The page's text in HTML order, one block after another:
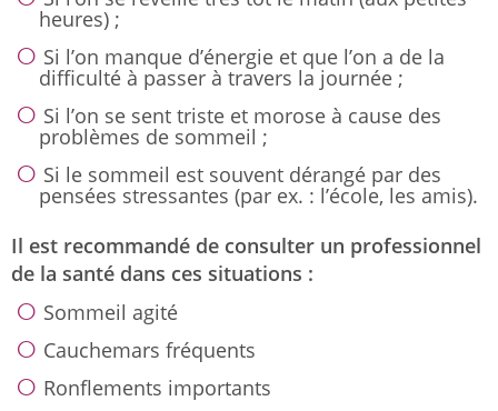
heures) ;
Si l’on manque d’énergie et que l’on a de la
difficulté à passer à travers la journée ;
Si l’on se sent triste et morose à cause des
problèmes de sommeil ;
Si le sommeil est souvent dérangé par des
pensées stressantes (par ex. : l’école, les amis).
Il est recommandé de consulter un professionnel
de la santé dans ces situations :
Sommeil agité
Cauchemars fréquents
Ronflements importants